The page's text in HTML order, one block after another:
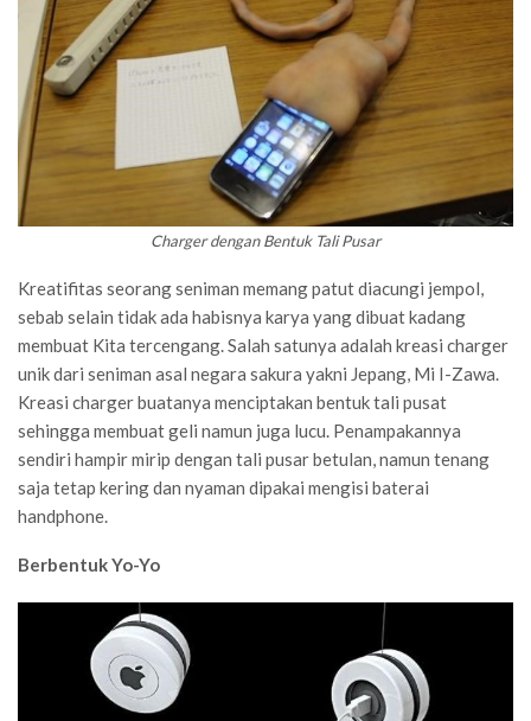
Charger dengan Bentuk Tali Pusar
Kreatifitas seorang seniman memang patut diacungi jempol,
sebab selain tidak ada habisnya karya yang dibuat kadang
membuat Kita tercengang. Salah satunya adalah kreasi charger
unik dari seniman asal negara sakura yakni Jepang, Mi I-Zawa.
Kreasi charger buatanya menciptakan bentuk tali pusat
sehingga membuat geli namun juga lucu. Penampakannya
sendiri hampir mirip dengan tali pusar betulan, namun tenang
saja tetap kering dan nyaman dipakai mengisi baterai
handphone.
Berbentuk Yo-Yo